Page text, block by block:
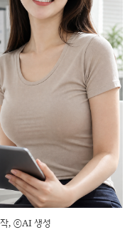
작, ⓒAI 생성